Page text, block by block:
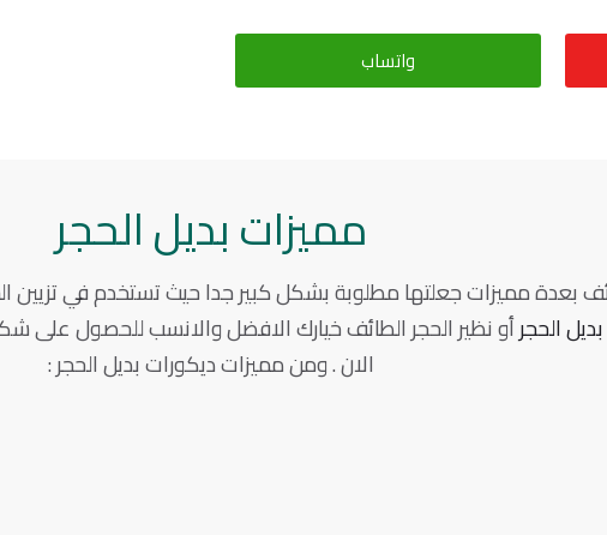
واتساب
مميزات بديل الحجر
بعدة مميزات جعلتها مطلوبة بشكل كبير جدا حيث تستخدم في
الحجرأو نظير الحجر الطائف خيارك الافضل والانسب للحصول على
الان . ومن مميزات ديكورات بديل الحجر :